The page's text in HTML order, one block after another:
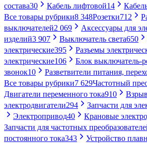
состава30 Кабель лифтовой14
Все товары рубрики8 348Розетки712
выключателей2 069
Аксессуары для
изделий3 907 Выключатель света650
электрические395 Разъемы
электрические106 Блок выключатель-
звонок10 Разветвители питания,
Все товары рубрики7 629Частотный
Двигатели переменного тока910
электродвигатели294 Запчасти для
Электропривод40 Крановые
Запчасти для частотных
постоянного тока343 Устройство